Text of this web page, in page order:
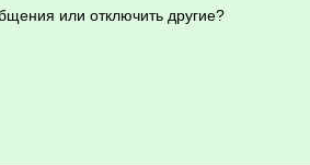
или отключить другие?